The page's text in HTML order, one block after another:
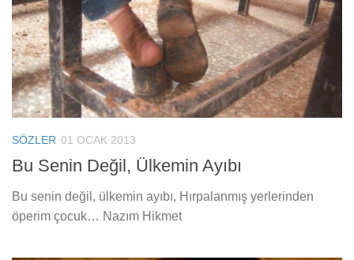
SÖZLER 01 OCAK 2013
Bu Senin Değil, Ülkemin Ayıbı
Bu senin değil, ülkemin ayıbı, Hırpalanmış yerlerinden
öperim çocuk… Nazım Hikmet